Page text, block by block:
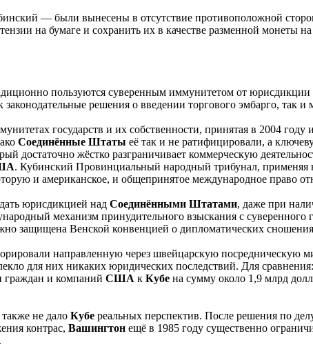
— были вынесены в отсутствие противоположной
на бумаге и сохранить их в качестве разменной монеты
пользуются суверенным иммунитетом от
законодательные решения о введении торгового эмбарго,
государств и их собственности, принятая в 2004 году
Соединённые Штаты её так и не ратифицировали, а
достаточно жёстко разграничивает коммерческую
. Кубинский Провинциальный народный трибунал, применяя
и американское, и общепринятое международное право
юрисдикцией над Соединёнными Штатами, даже при
механизм принудительного взыскания с
защищена Венской конвенцией о дипломатических
направленную через швейцарскую посредническую
для них никаких юридических последствий. Для
граждан и компаний США к Кубе на сумму около 1,9 млрд
не дало Кубе реальных перспектив. После решения по
контрас, Вашингтон ещё в 1985 году существенно